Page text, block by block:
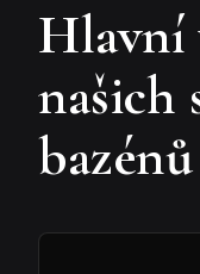
Hlavní
našich
bazénů